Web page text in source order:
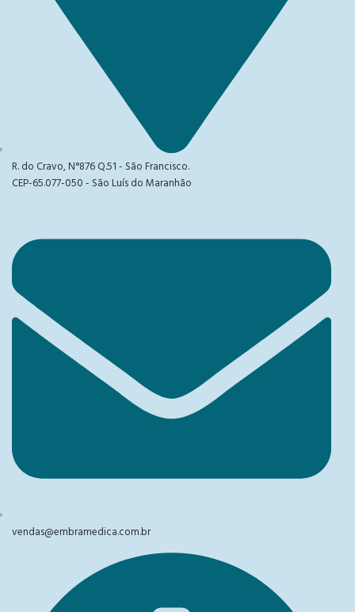
R. do Cravo, N°876 Q.51 - São Francisco.
CEP-65.077-050 - São Luís do Maranhão
vendas@embramedica.com.br